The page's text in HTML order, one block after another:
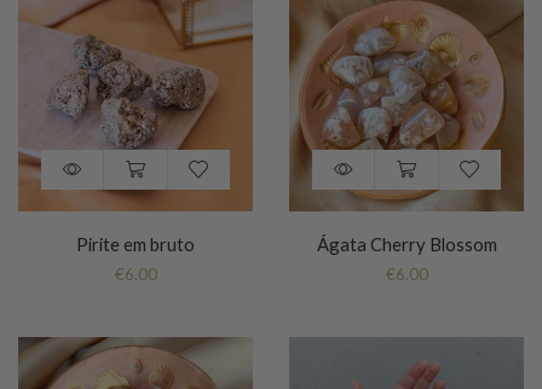
Pirite em bruto
€6.00
Ágata Cherry Blossom
€6.00